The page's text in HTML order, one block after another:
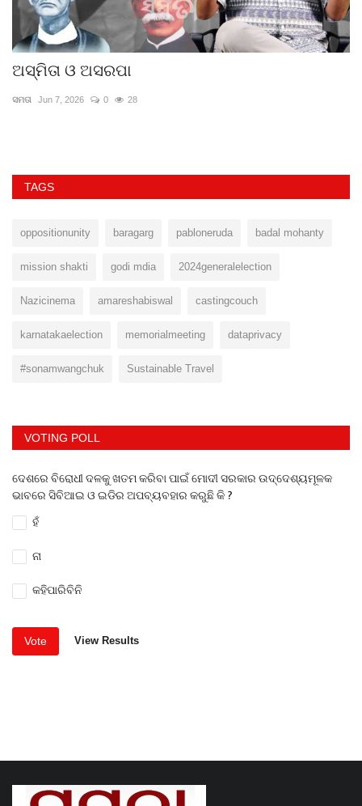
ଅସ୍ମିତା ଓ ଅସରପା
ସମତା Jun 7, 2026 0 28
TAGS
oppositionunity baragarg pabloneruda badal mohanty
mission shakti godi mdia 2024generalelection
Nazicinema amareshabiswal castingcouch
karnatakaelection memorialmeeting dataprivacy
#sonamwangchuk Sustainable Travel
VOTING POLL
ଦେଶରେ ବିରୋଧୀ ଦଳକୁ ଖତମ କରିବା ପାଇଁ ମୋଦୀ ସରକାର ଉଦ୍ଦେଶ୍ୟମୂଳକ
ଭାବରେ ସିବିଆଇ ଓ ଇଡିର ଅପବ୍ୟବହାର କରୁଛି କି ?
ହଁ
ନା
କହିପାରିବିନି
Vote View Results